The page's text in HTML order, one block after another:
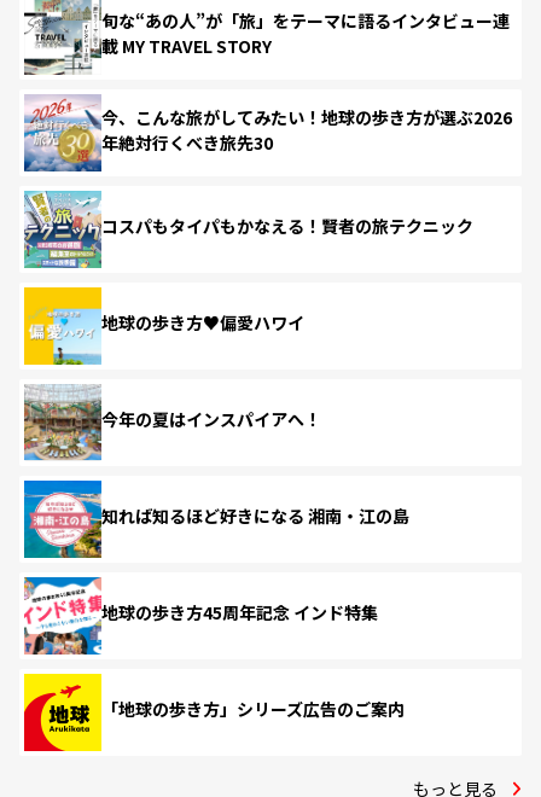
旬な“あの人”が「旅」をテーマに語るインタビュー連
載 MY TRAVEL STORY
今、こんな旅がしてみたい！地球の歩き方が選ぶ2026
年絶対行くべき旅先30
コスパもタイパもかなえる！賢者の旅テクニック
地球の歩き方♥偏愛ハワイ
今年の夏はインスパイアへ！
知れば知るほど好きになる 湘南・江の島
地球の歩き方45周年記念 インド特集
「地球の歩き方」シリーズ広告のご案内
もっと見る